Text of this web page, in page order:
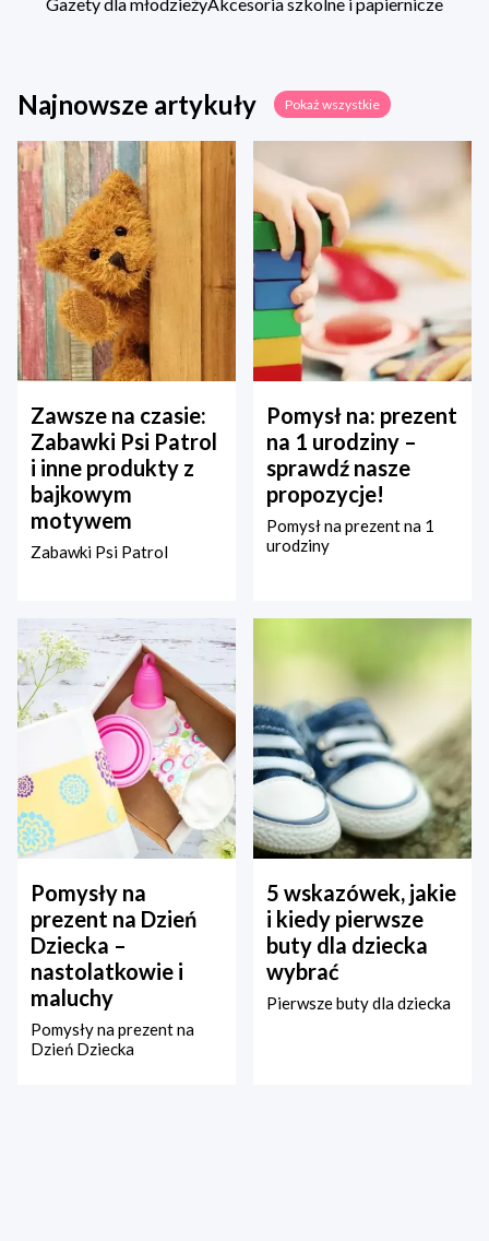
Najnowsze artykuły Pokaż wszystkie
Zawsze na czasie:
Zabawki Psi Patrol
i inne produkty z
bajkowym
motywem
Zabawki Psi Patrol
Pomysł na: prezent
na 1 urodziny –
sprawdź nasze
propozycje!
Pomysł na prezent na 1
urodziny
Pomysły na
prezent na Dzień
Dziecka –
nastolatkowie i
maluchy
Pomysły na prezent na
Dzień Dziecka
5 wskazówek, jakie
i kiedy pierwsze
buty dla dziecka
wybrać
Pierwsze buty dla dziecka